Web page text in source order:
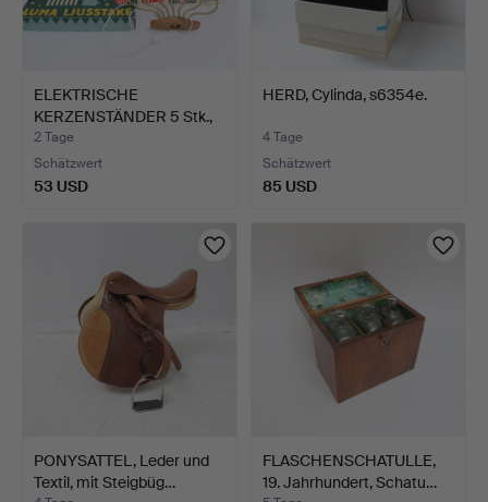
ELEKTRISCHE
KERZENSTÄNDER 5 Stk.,
Luma, Ep…
2 Tage
Schätzwert
53 USD
HERD, Cylinda, s6354e.
4 Tage
Schätzwert
85 USD
PONYSATTEL, Leder und
Textil, mit Steigbüg…
FLASCHENSCHATULLE,
19. Jahrhundert, Schatu…